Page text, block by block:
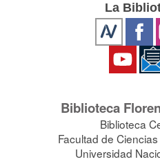
La
Biblioteca
Biblioteca
Facultad de
Universidad